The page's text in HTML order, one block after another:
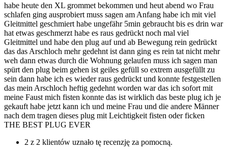
habe heute den XL grommet bekommen und heut abend wo Frau
schlafen ging ausprobiert muss sagen am Anfang habe ich mit viel
Gleitmittel geschmiert habe ungefähr 5min gebraucht bis es drin war
hat etwas geschmerzt habe es raus gedrückt noch mal viel
Gleitmittel und habe den plug auf und ab Bewegung rein gedrückt
das das Arschloch mehr gedehnt ist dann ging es rein tat nicht mehr
weh dann etwas durch die Wohnung gelaufen muss ich sagen man
spürt den plug beim gehen ist geiles gefüll so extrem ausgefüllt zu
sein dann habe ich es wieder raus gedrückt und konnte festgestellen
das mein Arschloch heftig gedehnt worden war das ich sofort mit
meine Faust mich fisten konnte das ist wirklich das beste plug ich je
gekauft habe jetzt kann ich und meine Frau und die andere Männer
nach dem tragen dieses plug mit Leichtigkeit fisten oder ficken
THE BEST PLUG EVER
2 z 2 klientów uznało tę recenzję za pomocną.